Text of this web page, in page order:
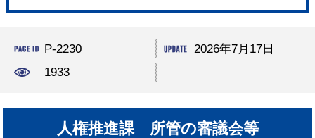
P-2230
2026年7月17日
1933
人権推進課 所管の審議会等